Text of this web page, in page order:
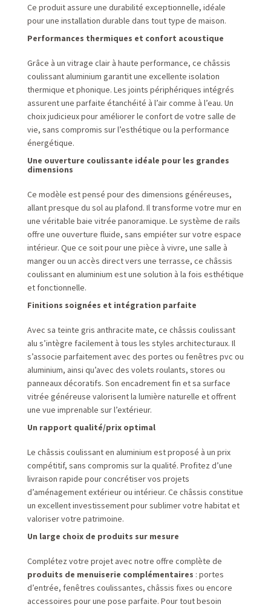
Ce produit assure une durabilité exceptionnelle, idéale
pour une installation durable dans tout type de maison.
Performances thermiques et confort acoustique
Grâce à un vitrage clair à haute performance, ce châssis
coulissant aluminium garantit une excellente isolation
thermique et phonique. Les joints périphériques intégrés
assurent une parfaite étanchéité à l’air comme à l’eau. Un
choix judicieux pour améliorer le confort de votre salle de
vie, sans compromis sur l’esthétique ou la performance
énergétique.
Une ouverture coulissante idéale pour les grandes
dimensions
Ce modèle est pensé pour des dimensions généreuses,
allant presque du sol au plafond. Il transforme votre mur en
une véritable baie vitrée panoramique. Le système de rails
offre une ouverture fluide, sans empiéter sur votre espace
intérieur. Que ce soit pour une pièce à vivre, une salle à
manger ou un accès direct vers une terrasse, ce châssis
coulissant en aluminium est une solution à la fois esthétique
et fonctionnelle.
Finitions soignées et intégration parfaite
Avec sa teinte gris anthracite mate, ce châssis coulissant
alu s’intègre facilement à tous les styles architecturaux. Il
s’associe parfaitement avec des portes ou fenêtres pvc ou
aluminium, ainsi qu’avec des volets roulants, stores ou
panneaux décoratifs. Son encadrement fin et sa surface
vitrée généreuse valorisent la lumière naturelle et offrent
une vue imprenable sur l’extérieur.
Un rapport qualité/prix optimal
Le châssis coulissant en aluminium est proposé à un prix
compétitif, sans compromis sur la qualité. Profitez d’une
livraison rapide pour concrétiser vos projets
d’aménagement extérieur ou intérieur. Ce châssis constitue
un excellent investissement pour sublimer votre habitat et
valoriser votre patrimoine.
Un large choix de produits sur mesure
Complétez votre projet avec notre offre complète de
produits de menuiserie complémentaires : portes
d’entrée, fenêtres coulissantes, châssis fixes ou encore
accessoires pour une pose parfaite. Pour tout besoin